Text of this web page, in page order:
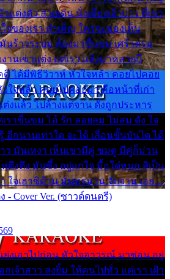
แต่งตัว สวยเด่น นั่งเคียงเจ้าบ่าว ที่เขา
จของเรา ลำเค็ญ ใครจะมองเห็น
นร้าวระบม ต้องมาขื่นขม เศร้าตรม
นเขาแต่ง แต่เรา แล้งมาหลายปี
ดี ได้มีพิธีวิวาห์ หัวใจหล้า คอยไปคอย
ใจหล้า คอยไปคอยมา คือหน้าที่เก่า
งแล้ว ไปล้างแต่จาน ดั่งถูกประหาร
ราขื่นขม โอ้ รัก ลอยลม ไม่สม ดัง ใจ
อีกนานเท่าใด จะได้ เลื่อนขั้นบันได ได้
ว มันเหงา เห็นเขามีคู่ ซมดู มีคู่ก็ม่วน
ตึงตึง มันซึ้ง อยู่แก่ใจ มื้อใด๋หนอ สิเป็น
ใจเฮาซิด้าน มันทรมาน จับจาน เอย…
- Cover Ver. (ซาวด์ดนตรี)
ย่งเอาไปก่อน หัวใจอาวรณ์ มาซ่อน อยู่
เจ้าสาว ส่งยิ้ม ให้คนไปทั่ว แต่เรา เฝ้า